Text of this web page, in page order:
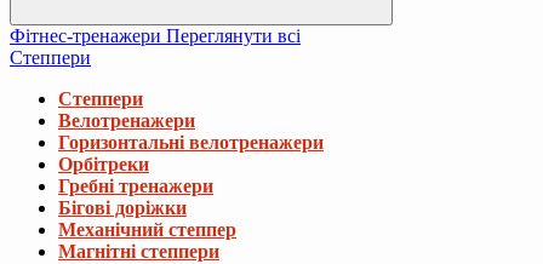
Фітнес-тренажери Переглянути всі
Степпери
Степпери
Велотренажери
Горизонтальні велотренажери
Орбітреки
Гребні тренажери
Бігові доріжки
Механічний степпер
Магнітні степпери